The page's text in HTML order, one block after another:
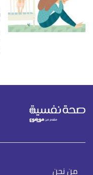
من نحن